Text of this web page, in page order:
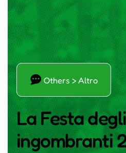
Ŗ Others > Altro
La Festa degli
ingombranti